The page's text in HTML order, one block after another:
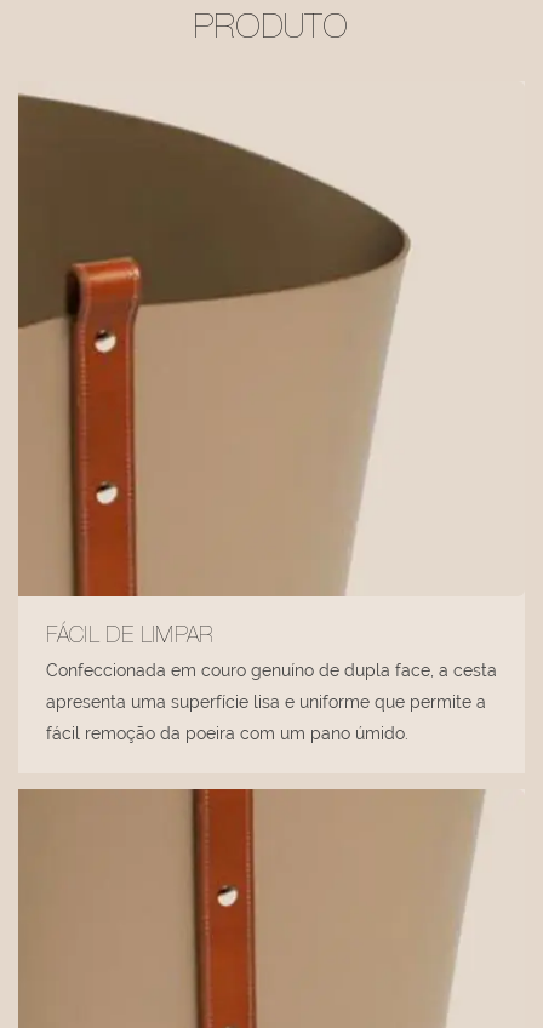
PRODUTO
FÁCIL DE LIMPAR
Confeccionada em couro genuíno de dupla face, a cesta
apresenta uma superfície lisa e uniforme que permite a
fácil remoção da poeira com um pano úmido.